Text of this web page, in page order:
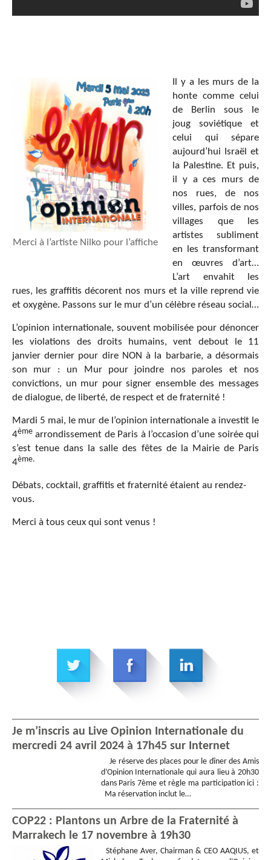
Merci à l’artiste Nilko pour l’affiche
Il y a les murs de la
honte comme celui
de Berlin sous le
joug soviétique et
celui qui sépare
aujourd’hui Israël et
la Palestine. Et puis,
il y a ces murs de
nos rues, de nos
villes, parfois de nos
villages que les
artistes subliment
en les transformant
en œuvres d’art…
L’art envahit les
rues, les graffitis décorent nos murs et la ville reprend vie
et oxygène. Passons sur le mur d’un célèbre réseau social…
L’opinion internationale, souvent mobilisée pour dénoncer
les violations des droits humains, vent debout le 11
janvier dernier pour dire NON à la barbarie, a désormais
son mur : un Mur pour joindre nos paroles et nos
convictions, un mur pour signer ensemble des messages
de dialogue, de liberté, de respect et de fraternité !
Mardi 5 mai, le mur de l’opinion internationale a investit le
4ème arrondissement de Paris à l’occasion d’une soirée qui
s’est tenue dans la salle des fêtes de la Mairie de Paris
4ème.
Débats, cocktail, graffitis et fraternité étaient au rendez-
vous.
Merci à tous ceux qui sont venus !
Je m’inscris au Live Opinion Internationale du
mercredi 24 avril 2024 à 17h45 sur Internet
Je réserve des places pour le dîner des Amis
d’Opinion Internationale qui aura lieu à 20h30
dans Paris 7ème et règle ma participation ici :
Ma réservation inclut le…
COP22 : Plantons un Arbre de la Fraternité à
Marrakech le 17 novembre à 19h30
Stéphane Aver, Chairman & CEO AAQIUS, et